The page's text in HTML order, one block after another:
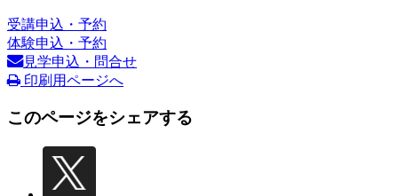
受講申込・予約
体験申込・予約
見学申込・問合せ
印刷用ページへ
このページをシェアする